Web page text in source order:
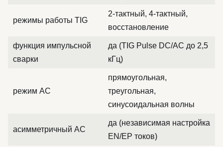
режимы работы TIG
2-тактный, 4-тактный,
восстановление
функция импульсной
сварки
да (TIG Pulse DC/AC до 2,5
кГц)
режим AC
прямоугольная,
треугольная,
синусоидальная волны
асимметричный AC
да (независимая настройка
EN/EP токов)